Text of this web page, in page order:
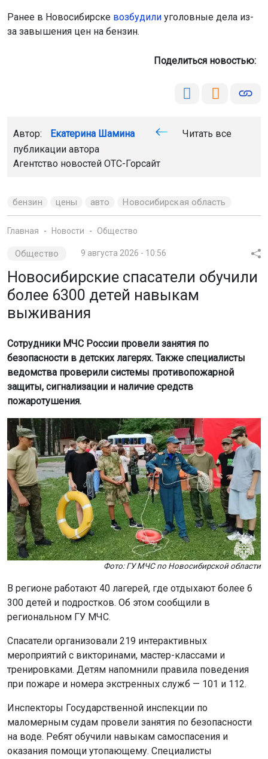
Ранее в Новосибирске возбудили уголовные дела из-
за завышения цен на бензин.
Поделиться новостью:
Автор: Екатерина Шамина
Читать все
публикации автора
Агентство новостей ОТС-Горсайт
бензин цены авто Новосибирская область
Главная Новости Общество
Общество 9 августа 2026 - 10:56
Новосибирские спасатели обучили
более 6300 детей навыкам
выживания
Сотрудники МЧС России провели занятия по
безопасности в детских лагерях. Также специалисты
ведомства проверили системы противопожарной
защиты, сигнализации и наличие средств
пожаротушения.
Фото: ГУ МЧС по Новосибирской области
В регионе работают 40 лагерей, где отдыхают более 6
300 детей и подростков. Об этом сообщили в
региональном ГУ МЧС.
Спасатели организовали 219 интерактивных
мероприятий с викторинами, мастер-классами и
тренировками. Детям напомнили правила поведения
при пожаре и номера экстренных служб — 101 и 112.
Инспекторы Государственной инспекции по
маломерным судам провели занятия по безопасности
на воде. Ребят обучили навыкам самоспасения и
оказания помощи утопающему. Специалисты